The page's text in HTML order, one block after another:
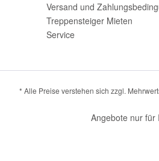
Versand und
Treppensteiger Mieten
Service
* Alle Preise verstehen sich zzgl.
Angebote nur für